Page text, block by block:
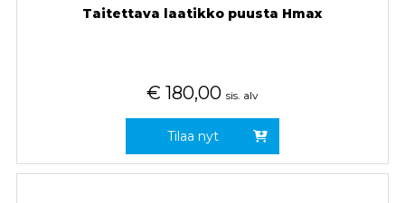
Taitettava laatikko puusta Hmax
€ 180,00 sis. alv
Tilaa nyt